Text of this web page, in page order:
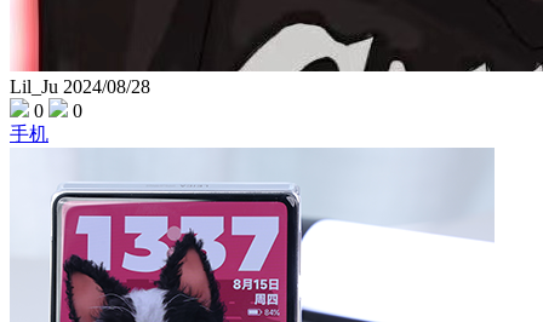
Lil_Ju 2024/08/28
0
0
手机